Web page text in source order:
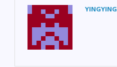
YINGYING